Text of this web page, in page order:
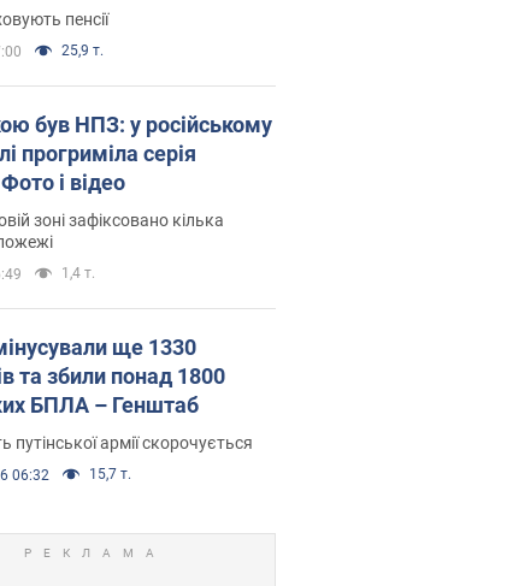
пенсії
25,9 т.
був НПЗ: у російському
прогриміла серія
і відео
зоні зафіксовано кілька
1,4 т.
ще 1330
та збили понад 1800
БПЛА – Генштаб
путінської армії скорочується
06:32 15,7 т.